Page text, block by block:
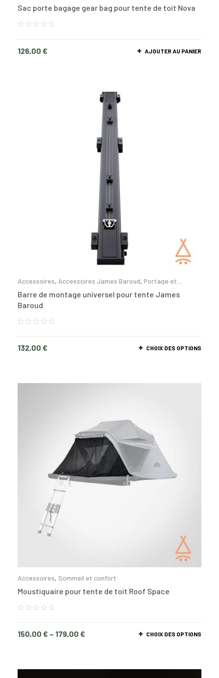
Sac porte bagage gear bag pour tente de toit Nova
126,00 € AJOUTER AU PANIER
Accessoires, Accessoires James Baroud, Portage et
Barre de montage universel pour tente James
Baroud
132,00 € CHOIX DES OPTIONS
Accessoires, Sommeil et confort
Moustiquaire pour tente de toit Roof Space
150,00 € – 179,00 € CHOIX DES OPTIONS